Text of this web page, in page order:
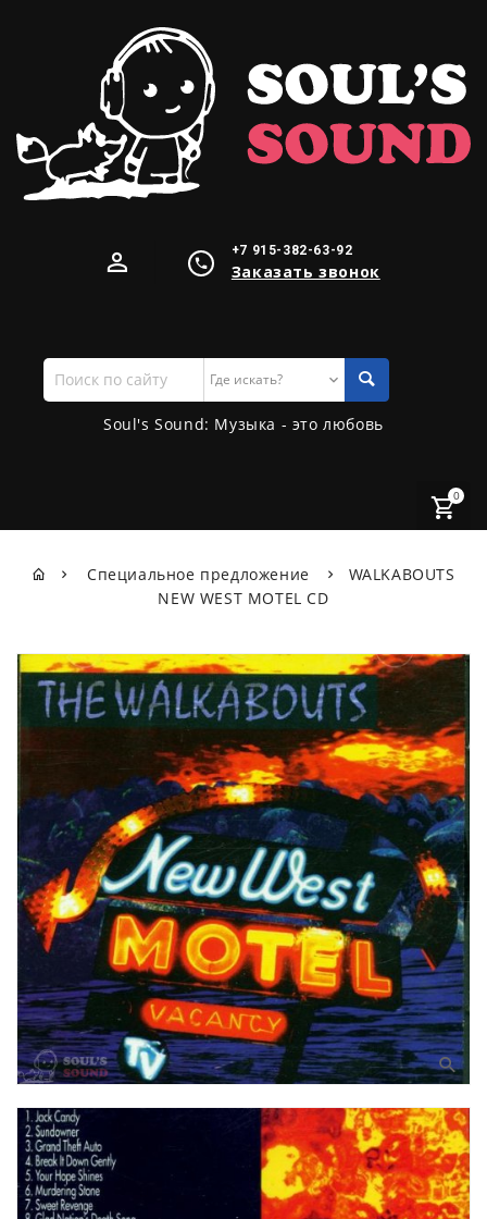
+7 915-382-63-92
Заказать звонок
Поиск
по
сайту
Soul's Sound: Музыка - это любовь
0
Специальное предложение
WALKABOUTS
NEW WEST MOTEL CD